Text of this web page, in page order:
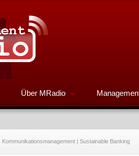
Über MRadio
Kommunikationsmanagement | Sustainable Banking